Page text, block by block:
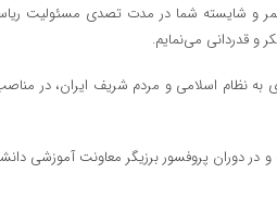
و شایسته شما در مدت تصدی مسئولیت
و قدردانی می‌نمایم.
به نظام اسلامی و مردم شریف ایران، در
پروفسور برزیگر معاونت آموزشی